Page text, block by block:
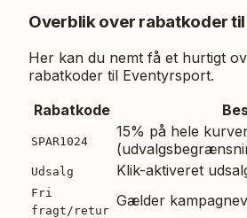
Overblik over rabatkoder til
Her kan du nemt få et hurtigt
rabatkoder til Eventyrsport.
Rabatkode
SPAR1024
15% på hele
Udsalg Klik-aktiveret
Fri
fragt/retur
Gælder